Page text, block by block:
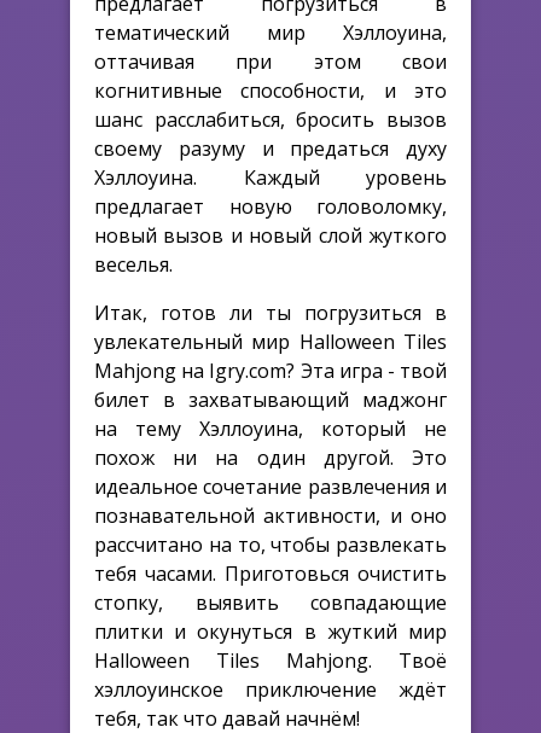
тематический мир Хэллоуина,
оттачивая при этом свои
когнитивные способности, и это
шанс расслабиться, бросить вызов
своему разуму и предаться духу
Хэллоуина. Каждый уровень
предлагает новую головоломку,
новый вызов и новый слой жуткого
веселья.
Итак, готов ли ты погрузиться в
увлекательный мир Halloween Tiles
Mahjong на Igry.com? Эта игра - твой
билет в захватывающий маджонг
на тему Хэллоуина, который не
похож ни на один другой. Это
идеальное сочетание развлечения и
познавательной активности, и оно
рассчитано на то, чтобы развлекать
тебя часами. Приготовься очистить
стопку, выявить совпадающие
плитки и окунуться в жуткий мир
Halloween Tiles Mahjong. Твоё
хэллоуинское приключение ждёт
тебя, так что давай начнём!